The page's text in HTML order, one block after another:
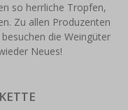
so herrliche Tropfen,
Zu allen Produzenten
die Weingüter
Neues!